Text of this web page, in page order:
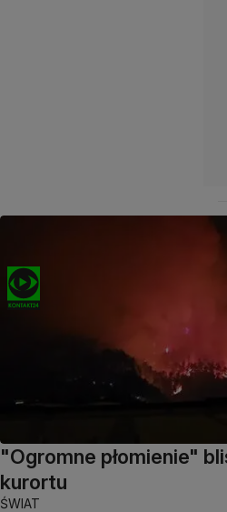
"Ogromne płomienie"
kurortu
ŚWIAT